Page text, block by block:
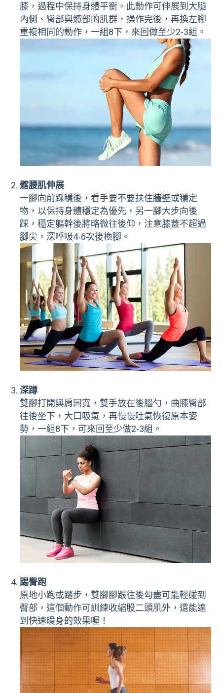
膝，過程中保持身體平衡。此動作可伸展到大腿
內側、臀部與髖部的肌群，操作完後，再換左腳
重複相同的動作，一組8下，來回做至少2-3組。
髂腰肌伸展
一腳向前踩穩後，看手要不要扶住牆壁或穩定
物，以保持身體穩定為優先，另一腳大步向後
踩，穩定軀幹後將略微往後仰，注意膝蓋不超過
腳尖，深呼吸4-6次後換腳。
深蹲
雙腳打開與肩同寬，雙手放在後腦勺，曲膝臀部
往後坐下，大口吸氣，再慢慢吐氣恢復原本姿
勢，一組8下，可來回至少做2-3組。
踢臀跑
原地小跑或踏步，雙腳腳跟往後勾盡可能輕碰到
臀部，這個動作可訓練收縮股二頭肌外，還能達
到快速暖身的效果喔！